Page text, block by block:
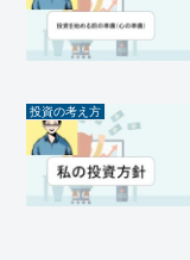
投資の考え方